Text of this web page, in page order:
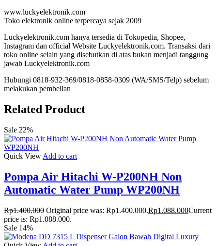
www.luckyelektronik.com
Toko elektronik online terpercaya sejak 2009
Luckyelektronik.com hanya tersedia di Tokopedia, Shopee,
Instagram dan official Website Luckyelektronik.com. Transaksi dari
toko online selain yang disebutkan di atas bukan menjadi tanggung
jawab Luckyelektronik.com
Hubungi 0818-932-369/0818-0858-0309 (WA/SMS/Telp) sebelum
melakukan pembelian
Related Product
Sale 22%
Quick View Add to cart
Pompa Air Hitachi W-P200NH Non
Automatic Water Pump WP200NH
Rp1.400.000 Original price was: Rp1.400.000.Rp1.088.000Current
price is: Rp1.088.000.
Sale 14%